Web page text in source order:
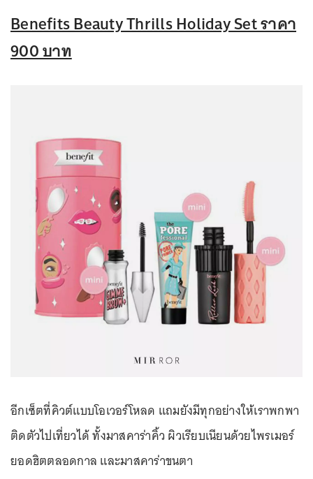
Benefits Beauty Thrills Holiday Set ราคา
900 บาท
อีกเซ็ตที่คิวต์แบบโอเวอร์โหลด แถมยังมีทุกอย่างให้เราพกพา
ติดตัวไปเที่ยวได้ ทั้งมาสคาร่าคิ้ว ผิวเรียบเนียนด้วยไพรเมอร์
ยอดฮิตตลอดกาล และมาสคาร่าขนตา